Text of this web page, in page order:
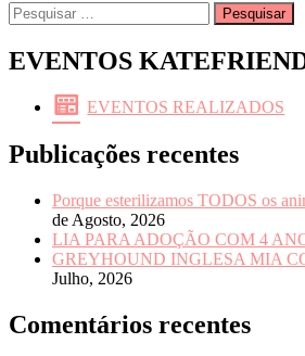
Pesquisar
por:
EVENTOS
EVENTOS REALIZADOS
Publicações recentes
Porque esterilizamos TODOS os
de Agosto, 2026
LIA PARA ADOÇÃO COM 4
GREYHOUND INGLESA MIA
Julho, 2026
Comentários recentes